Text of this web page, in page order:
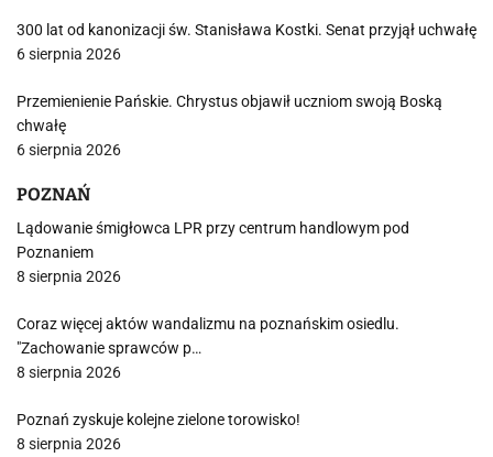
300 lat od kanonizacji św. Stanisława Kostki. Senat przyjął uchwałę
6 sierpnia 2026
Przemienienie Pańskie. Chrystus objawił uczniom swoją Boską
chwałę
6 sierpnia 2026
POZNAŃ
Lądowanie śmigłowca LPR przy centrum handlowym pod
Poznaniem
8 sierpnia 2026
Coraz więcej aktów wandalizmu na poznańskim osiedlu.
"Zachowanie sprawców p…
8 sierpnia 2026
Poznań zyskuje kolejne zielone torowisko!
8 sierpnia 2026